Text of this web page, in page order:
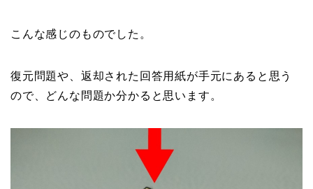
こんな感じのものでした。
復元問題や、返却された回答用紙が手元にあると思う
ので、どんな問題か分かると思います。